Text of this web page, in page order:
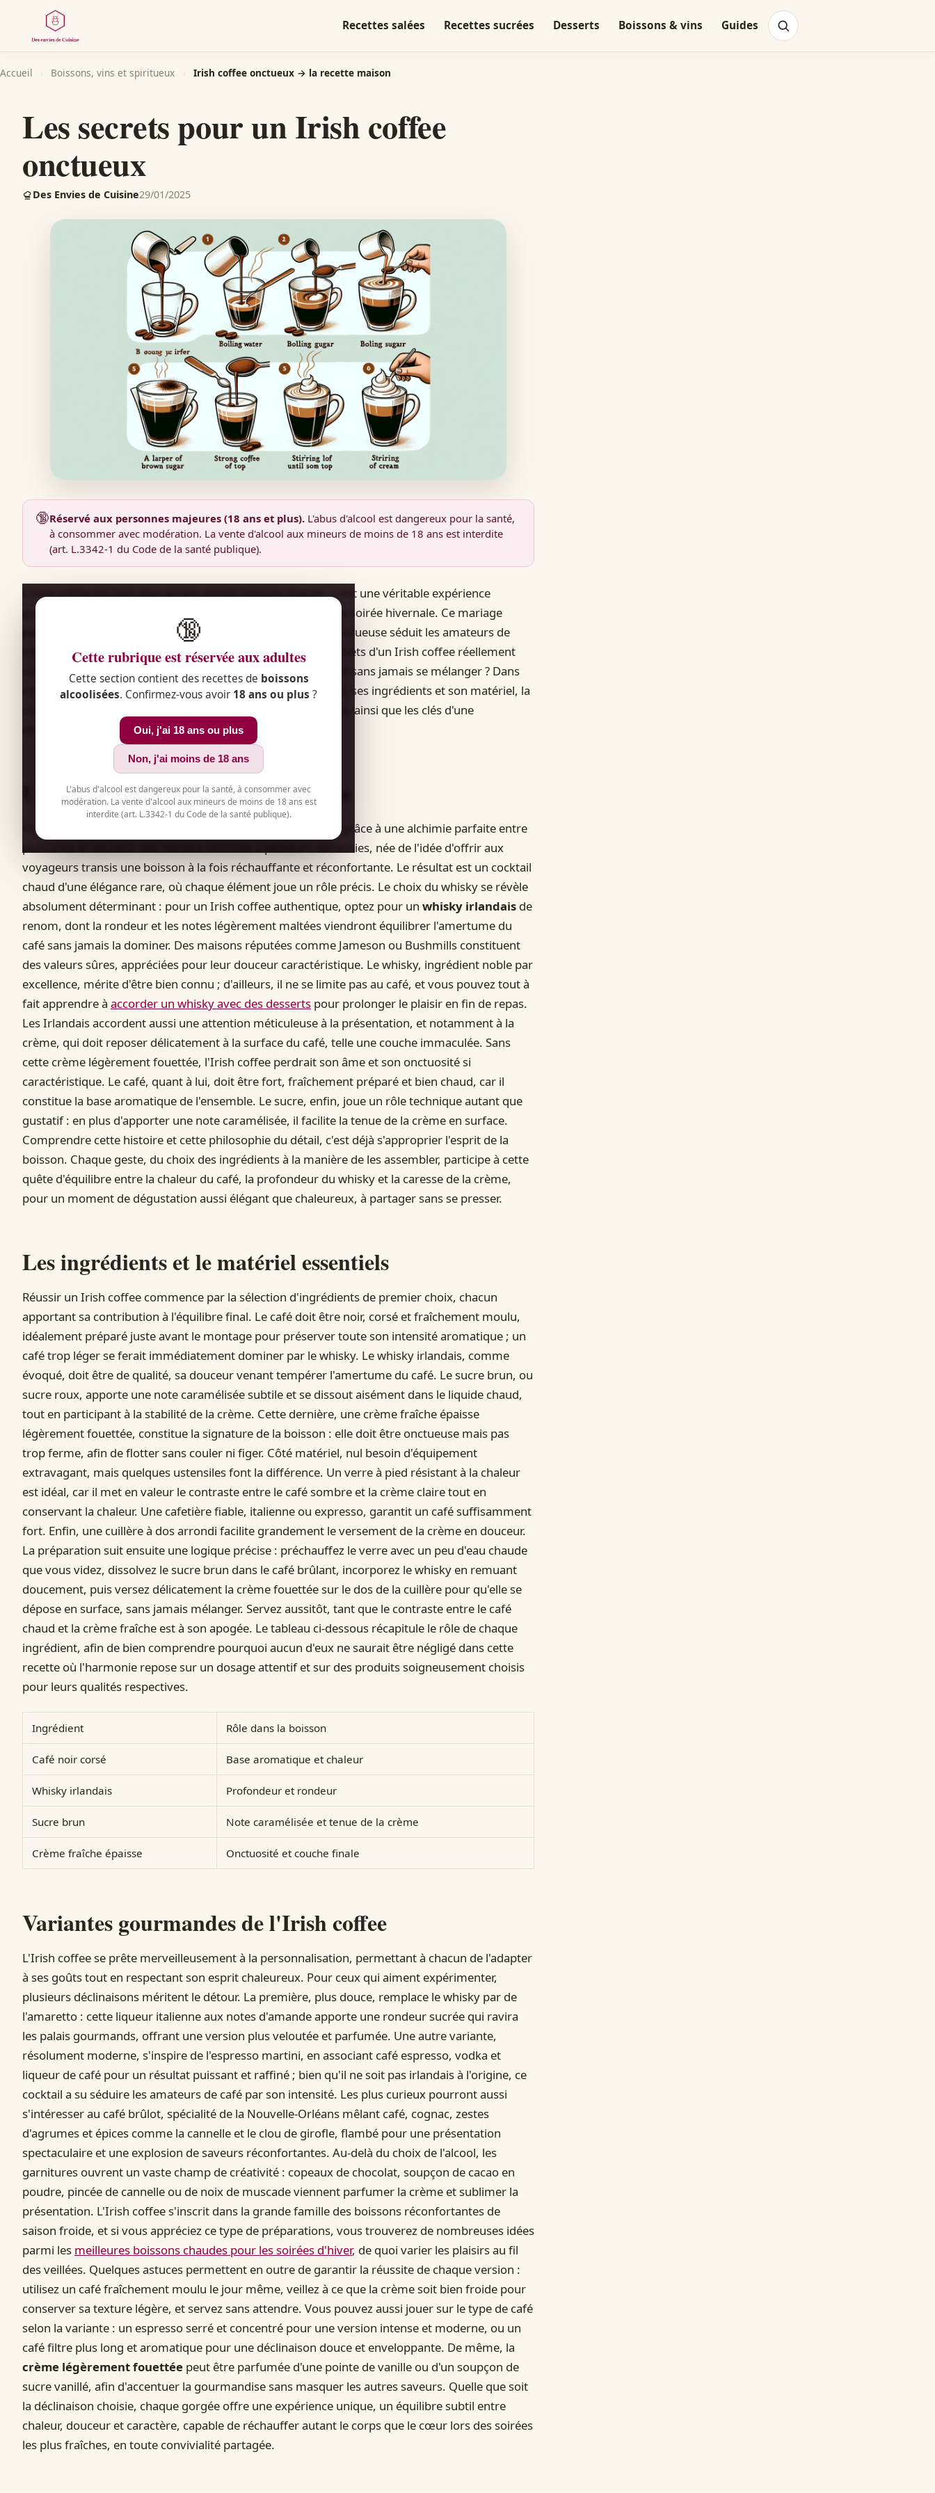
Recettes salées Recettes sucrées Desserts Boissons & vins Guides
Accueil › Boissons, vins et spiritueux › Irish coffee onctueux → la recette maison
Les secrets pour un Irish coffee
onctueux
Des Envies de Cuisine29/01/2025
🔞Réservé aux personnes majeures (18 ans et plus).L'abus d'alcool est dangereux pour la santé,
à consommer avec modération. La vente d'alcool aux mineurs de moins de 18 ans est interdite
(art. L.3342-1 du Code de la santé publique).
🔞
Cette rubrique est réservée aux adultes
Cette section contient des recettes de boissons
alcoolisées. Confirmez-vous avoir 18 ans ou plus ?
Oui, j'ai 18 ans ou plus
Non, j'ai moins de 18 ans
L'abus d'alcool est dangereux pour la santé, à consommer avec
modération. La vente d'alcool aux mineurs de moins de 18 ans est
interdite (art. L.3342-1 du Code de la santé publique).
L'Irish coffee est bien plus qu'une simple boisson chaude : c'est une véritable expérience
gustative, à savourer à la fin d'un repas copieux ou lors d'une soirée hivernale. Ce mariage
parfait de café noir corsé, de whisky irlandais et de crème onctueuse séduit les amateurs de
saveurs profondes et réconfortantes. Mais quels sont les secrets d'un Irish coffee réellement
onctueux, où la crème flotte délicatement sur un café brûlant sans jamais se mélanger ? Dans
cette recette, vous découvrirez l'histoire de ce cocktail chaud, ses ingrédients et son matériel, la
méthode de préparation détaillée, ses variantes gourmandes, ainsi que les clés d'une
dégustation responsable et pleinement savoureuse.
Un voyage au cœur de l'Irish coffee
Originaire d'Irlande, l'Irish coffee a conquis le monde entier grâce à une alchimie parfaite entre
puissance et douceur. Son histoire remonte à plusieurs décennies, née de l'idée d'offrir aux
voyageurs transis une boisson à la fois réchauffante et réconfortante. Le résultat est un cocktail
chaud d'une élégance rare, où chaque élément joue un rôle précis. Le choix du whisky se révèle
absolument déterminant : pour un Irish coffee authentique, optez pour un whisky irlandais de
renom, dont la rondeur et les notes légèrement maltées viendront équilibrer l'amertume du
café sans jamais la dominer. Des maisons réputées comme Jameson ou Bushmills constituent
des valeurs sûres, appréciées pour leur douceur caractéristique. Le whisky, ingrédient noble par
excellence, mérite d'être bien connu ; d'ailleurs, il ne se limite pas au café, et vous pouvez tout à
fait apprendre à accorder un whisky avec des desserts pour prolonger le plaisir en fin de repas.
Les Irlandais accordent aussi une attention méticuleuse à la présentation, et notamment à la
crème, qui doit reposer délicatement à la surface du café, telle une couche immaculée. Sans
cette crème légèrement fouettée, l'Irish coffee perdrait son âme et son onctuosité si
caractéristique. Le café, quant à lui, doit être fort, fraîchement préparé et bien chaud, car il
constitue la base aromatique de l'ensemble. Le sucre, enfin, joue un rôle technique autant que
gustatif : en plus d'apporter une note caramélisée, il facilite la tenue de la crème en surface.
Comprendre cette histoire et cette philosophie du détail, c'est déjà s'approprier l'esprit de la
boisson. Chaque geste, du choix des ingrédients à la manière de les assembler, participe à cette
quête d'équilibre entre la chaleur du café, la profondeur du whisky et la caresse de la crème,
pour un moment de dégustation aussi élégant que chaleureux, à partager sans se presser.
Les ingrédients et le matériel essentiels
Réussir un Irish coffee commence par la sélection d'ingrédients de premier choix, chacun
apportant sa contribution à l'équilibre final. Le café doit être noir, corsé et fraîchement moulu,
idéalement préparé juste avant le montage pour préserver toute son intensité aromatique ; un
café trop léger se ferait immédiatement dominer par le whisky. Le whisky irlandais, comme
évoqué, doit être de qualité, sa douceur venant tempérer l'amertume du café. Le sucre brun, ou
sucre roux, apporte une note caramélisée subtile et se dissout aisément dans le liquide chaud,
tout en participant à la stabilité de la crème. Cette dernière, une crème fraîche épaisse
légèrement fouettée, constitue la signature de la boisson : elle doit être onctueuse mais pas
trop ferme, afin de flotter sans couler ni figer. Côté matériel, nul besoin d'équipement
extravagant, mais quelques ustensiles font la différence. Un verre à pied résistant à la chaleur
est idéal, car il met en valeur le contraste entre le café sombre et la crème claire tout en
conservant la chaleur. Une cafetière fiable, italienne ou expresso, garantit un café suffisamment
fort. Enfin, une cuillère à dos arrondi facilite grandement le versement de la crème en douceur.
La préparation suit ensuite une logique précise : préchauffez le verre avec un peu d'eau chaude
que vous videz, dissolvez le sucre brun dans le café brûlant, incorporez le whisky en remuant
doucement, puis versez délicatement la crème fouettée sur le dos de la cuillère pour qu'elle se
dépose en surface, sans jamais mélanger. Servez aussitôt, tant que le contraste entre le café
chaud et la crème fraîche est à son apogée. Le tableau ci-dessous récapitule le rôle de chaque
ingrédient, afin de bien comprendre pourquoi aucun d'eux ne saurait être négligé dans cette
recette où l'harmonie repose sur un dosage attentif et sur des produits soigneusement choisis
pour leurs qualités respectives.
Ingrédient Rôle dans la boisson
Café noir corsé Base aromatique et chaleur
Whisky irlandais Profondeur et rondeur
Sucre brun Note caramélisée et tenue de la crème
Crème fraîche épaisse Onctuosité et couche finale
Variantes gourmandes de l'Irish coffee
L'Irish coffee se prête merveilleusement à la personnalisation, permettant à chacun de l'adapter
à ses goûts tout en respectant son esprit chaleureux. Pour ceux qui aiment expérimenter,
plusieurs déclinaisons méritent le détour. La première, plus douce, remplace le whisky par de
l'amaretto : cette liqueur italienne aux notes d'amande apporte une rondeur sucrée qui ravira
les palais gourmands, offrant une version plus veloutée et parfumée. Une autre variante,
résolument moderne, s'inspire de l'espresso martini, en associant café espresso, vodka et
liqueur de café pour un résultat puissant et raffiné ; bien qu'il ne soit pas irlandais à l'origine, ce
cocktail a su séduire les amateurs de café par son intensité. Les plus curieux pourront aussi
s'intéresser au café brûlot, spécialité de la Nouvelle-Orléans mêlant café, cognac, zestes
d'agrumes et épices comme la cannelle et le clou de girofle, flambé pour une présentation
spectaculaire et une explosion de saveurs réconfortantes. Au-delà du choix de l'alcool, les
garnitures ouvrent un vaste champ de créativité : copeaux de chocolat, soupçon de cacao en
poudre, pincée de cannelle ou de noix de muscade viennent parfumer la crème et sublimer la
présentation. L'Irish coffee s'inscrit dans la grande famille des boissons réconfortantes de
saison froide, et si vous appréciez ce type de préparations, vous trouverez de nombreuses idées
parmi les meilleures boissons chaudes pour les soirées d'hiver, de quoi varier les plaisirs au fil
des veillées. Quelques astuces permettent en outre de garantir la réussite de chaque version :
utilisez un café fraîchement moulu le jour même, veillez à ce que la crème soit bien froide pour
conserver sa texture légère, et servez sans attendre. Vous pouvez aussi jouer sur le type de café
selon la variante : un espresso serré et concentré pour une version intense et moderne, ou un
café filtre plus long et aromatique pour une déclinaison douce et enveloppante. De même, la
crème légèrement fouettée peut être parfumée d'une pointe de vanille ou d'un soupçon de
sucre vanillé, afin d'accentuer la gourmandise sans masquer les autres saveurs. Quelle que soit
la déclinaison choisie, chaque gorgée offre une expérience unique, un équilibre subtil entre
chaleur, douceur et caractère, capable de réchauffer autant le corps que le cœur lors des soirées
les plus fraîches, en toute convivialité partagée.